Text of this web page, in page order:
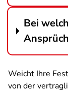
Bei
Weicht Ihre
von der